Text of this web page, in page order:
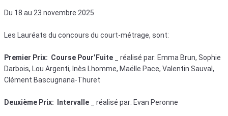
Du 18 au 23 novembre 2025
Les Lauréats du concours du court-métrage, sont:
Premier Prix: Course Pour’Fuite _ réalisé par: Emma Brun, Sophie
Darbois, Lou Argenti, Inès Lhomme, Maëlle Pace, Valentin Sauval,
Clément Bascugnana-Thuret
Deuxième Prix: Intervalle _ réalisé par: Evan Peronne